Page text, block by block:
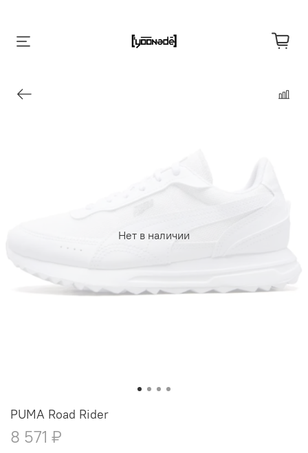
Нет в наличии
PUMA Road Rider
8 571 ₽